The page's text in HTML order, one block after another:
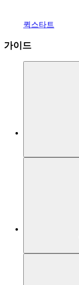
퀵스타트
가이드